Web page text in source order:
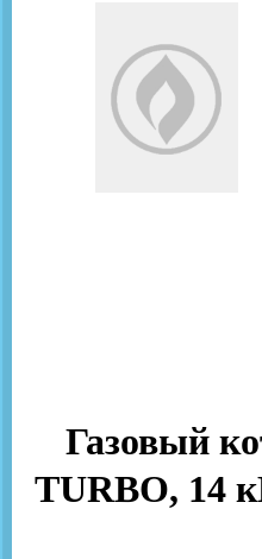
Газовый
TURBO, 14